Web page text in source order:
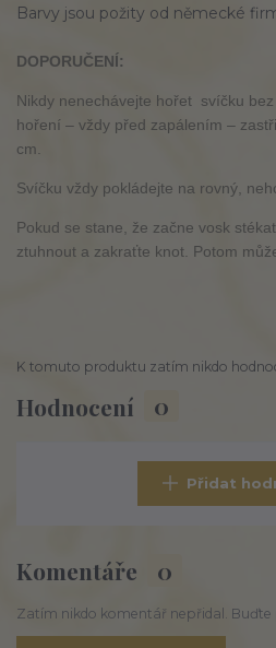
Barvy jsou požity od německé
DOPORUČENÍ:
Nikdy nenechávejte hořet svíčku
hoření – vždy před zapálením –
cm.
Svíčku vždy pokládejte na rovný,
Pokud se stane, že začne vosk
ztuhnout a zakraťte knot. Potom
Hodnocení 0
K tomuto produktu zatím nikdo
Přidat
Komentáře 0
Zatím nikdo komentář nepřidal. Buďte